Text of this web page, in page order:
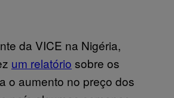
da VICE na Nigéria,
um relatório sobre os
o aumento no preço dos